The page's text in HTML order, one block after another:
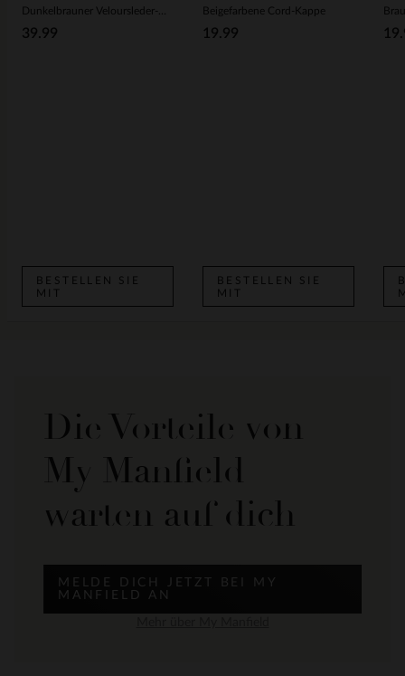
39.99
BESTELLEN SIE
MIT
Beigefarbene Cord-Kappe
19.99
BESTELLEN SIE
MIT
Die Vorteile von
My Manfield
warten auf dich
MELDE DICH JETZT BEI MY
MANFIELD AN